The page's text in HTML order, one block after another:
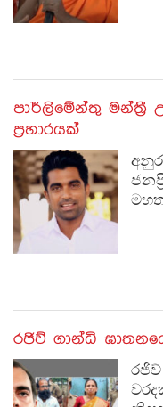
පාර්ලිමේන්තු මන්ත්‍රී
ප්‍රහාරයක්
රජිව් ගාන්ධි